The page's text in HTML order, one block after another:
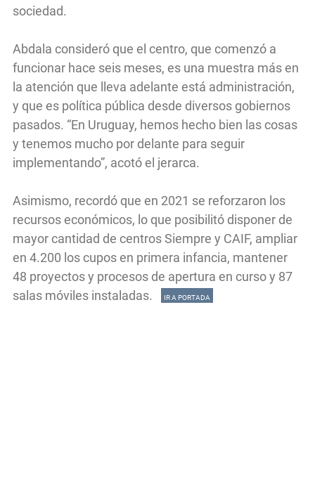
sociedad.
Abdala consideró que el centro, que comenzó a
funcionar hace seis meses, es una muestra más en
la atención que lleva adelante está administración,
y que es política pública desde diversos gobiernos
pasados. “En Uruguay, hemos hecho bien las cosas
y tenemos mucho por delante para seguir
implementando”, acotó el jerarca.
Asimismo, recordó que en 2021 se reforzaron los
recursos económicos, lo que posibilitó disponer de
mayor cantidad de centros Siempre y CAIF, ampliar
en 4.200 los cupos en primera infancia, mantener
48 proyectos y procesos de apertura en curso y 87
salas móviles instaladas.
IR A PORTADA